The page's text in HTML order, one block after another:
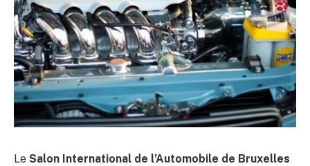
Le Salon International de l’Automobile de Bruxelles